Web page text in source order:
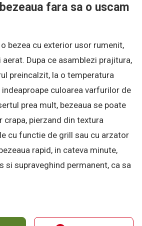
fara sa o uscam
bezea cu exterior usor rumenit,
Dupa ce asamblezi prajitura,
preincalzit, la o temperatura
culoarea varfurilor de
prea mult, bezeaua se poate
crapa, pierzand din textura
cu functie de grill sau cu arzator
rapid, in cateva minute,
si supraveghind permanent, ca sa